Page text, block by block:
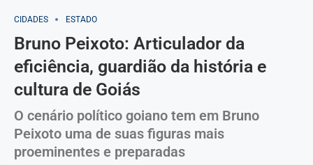
CIDADES ESTADO
Bruno Peixoto: Articulador da
eficiência, guardião da história e
cultura de Goiás
O cenário político goiano tem em Bruno
Peixoto uma de suas figuras mais
proeminentes e preparadas